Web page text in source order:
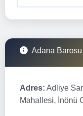
Adana
Adres: Adliye
Mahallesi, İnönü